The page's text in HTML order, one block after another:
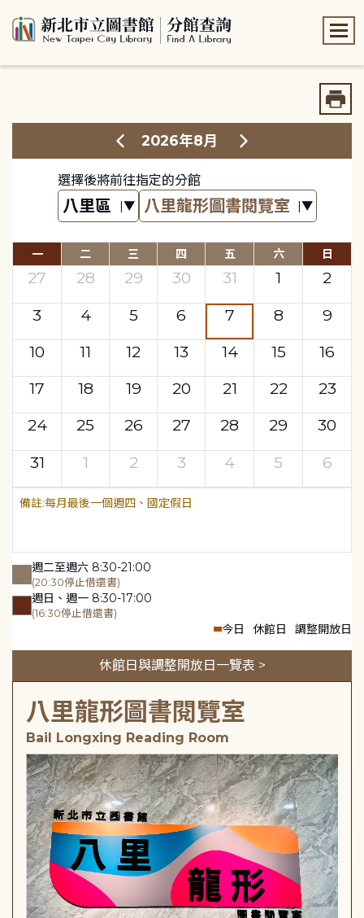
2026年8月
選擇後將前往指定的分館
一 二 三 四 五 六 日
27 28 29 30 31 1
2
3
4 5 6 7 8
9
10
11 12 13 14 15
16
17
18 19 20 21 22
23
24
25 26 27 28 29
30
31
1 2 3 4 5 6
每月最後一個週四、國定假日
週二至週六 8:30-21:00
(20:30停止借還書)
週日、週一 8:30-17:00
(16:30停止借還書)
今日 休館日 調整開放日
休館日與調整開放日一覽表 >
八里龍形圖書閱覽室
Bail Longxing Reading Room